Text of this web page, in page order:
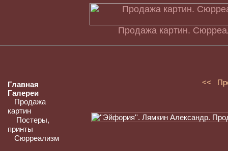
Продажа картин.
Главная
Галереи
Продажа
картин
Постеры,
принты
Сюрреализм
<<